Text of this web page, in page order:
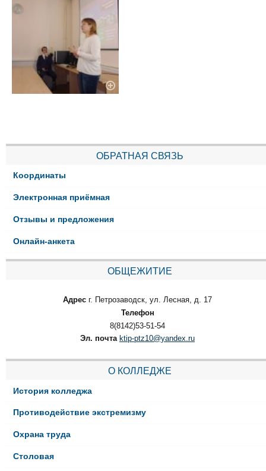
ОБРАТНАЯ СВЯЗЬ
Координаты
Электронная приёмная
Отзывы и предложения
Онлайн-анкета
ОБЩЕЖИТИЕ
Адрес г. Петрозаводск, ул. Лесная, д. 17
Телефон
8(8142)53-51-54
Эл. почта ktip-ptz10@yandex.ru
О КОЛЛЕДЖЕ
История колледжа
Противодействие экстремизму
Охрана труда
Столовая